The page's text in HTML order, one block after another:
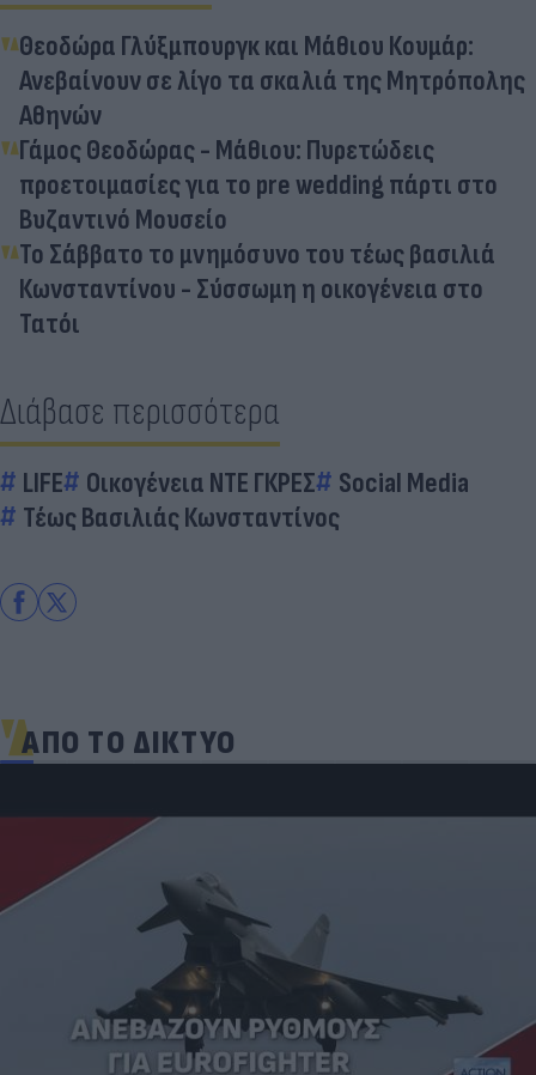
Θεοδώρα Γλύξμπουργκ και Μάθιου Κουμάρ:
Ανεβαίνουν σε λίγο τα σκαλιά της Μητρόπολης
Αθηνών
Γάμος Θεοδώρας - Μάθιου: Πυρετώδεις
προετοιμασίες για το pre wedding πάρτι στο
Βυζαντινό Μουσείο
Το Σάββατο το μνημόσυνο του τέως βασιλιά
Κωνσταντίνου - Σύσσωμη η οικογένεια στο
Τατόι
Διάβασε περισσότερα
LIFE Οικογένεια ΝΤΕ ΓΚΡΕΣ
Social Media
Τέως Βασιλιάς Κωνσταντίνος
ΑΠΟ ΤΟ ΔΙΚΤΥΟ